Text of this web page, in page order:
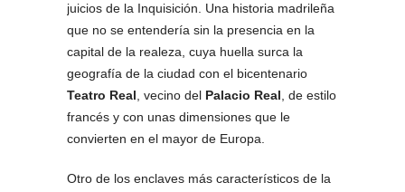
juicios de la Inquisición. Una historia madrileña
que no se entendería sin la presencia en la
capital de la realeza, cuya huella surca la
geografía de la ciudad con el bicentenario
Teatro Real , vecino del Palacio Real , de estilo
francés y con unas dimensiones que le
convierten en el mayor de Europa.
Otro de los enclaves más característicos de la